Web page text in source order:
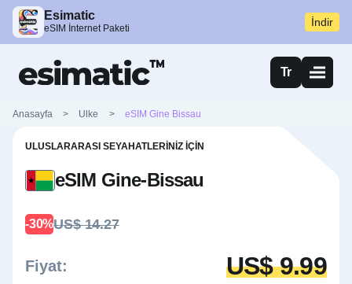
Esimatic
eSIM İnternet Paketi İndir
Tr
Anasayfa > Ulke > eSIM Gine Bissau
ULUSLARARASI SEYAHATLERINIZ İÇIN
eSIM Gine-Bissau
-30%US$ 14.27
Fiyat: US$ 9.99